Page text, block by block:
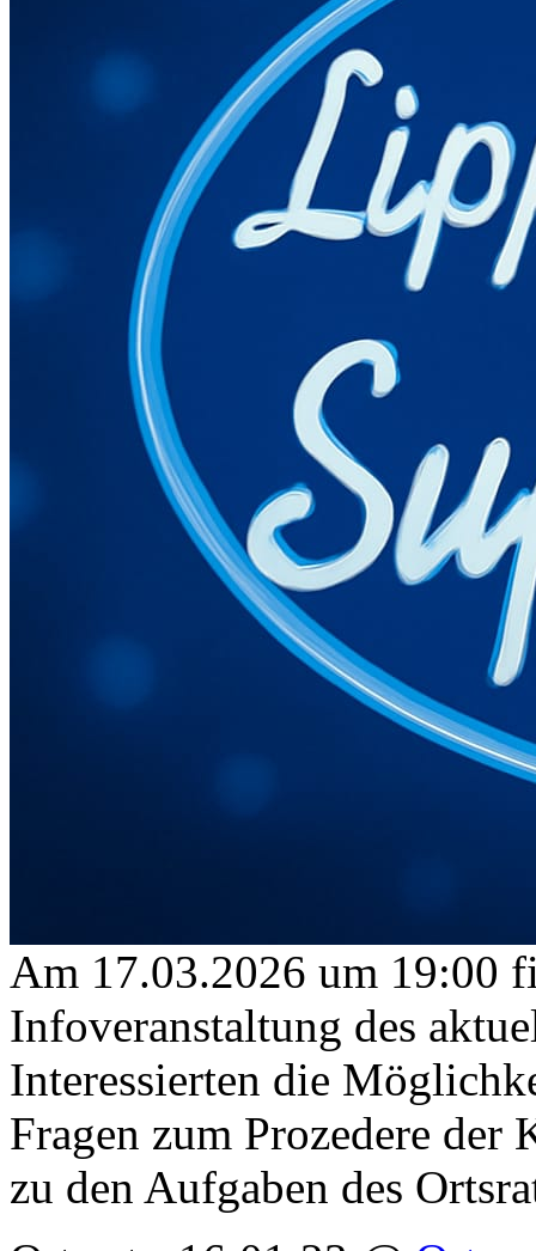
Am 17.03.2026 um 19:00
Infoveranstaltung des
Interessierten die
Fragen zum Prozedere
zu den Aufgaben des